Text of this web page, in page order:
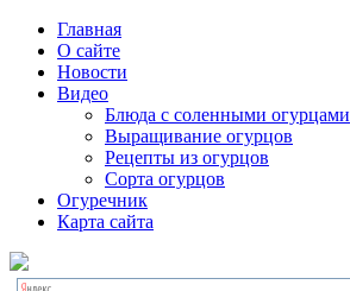
Главная
О сайте
Новости
Видео
Блюда с соленными огурцами
Выращивание огурцов
Рецепты из огурцов
Сорта огурцов
Огуречник
Карта сайта